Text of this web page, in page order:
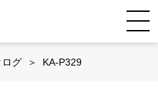
ログ KA-P329